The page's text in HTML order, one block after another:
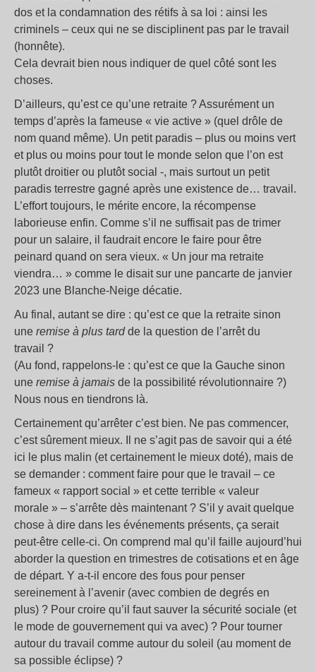
dos et la condamnation des rétifs à sa loi : ainsi les
criminels – ceux qui ne se disciplinent pas par le travail
(honnête).
Cela devrait bien nous indiquer de quel côté sont les
choses.
D’ailleurs, qu’est ce qu’une retraite ? Assurément un
temps d’après la fameuse « vie active » (quel drôle de
nom quand même). Un petit paradis – plus ou moins vert
et plus ou moins pour tout le monde selon que l’on est
plutôt droitier ou plutôt social -, mais surtout un petit
paradis terrestre gagné après une existence de… travail.
L’effort toujours, le mérite encore, la récompense
laborieuse enfin. Comme s’il ne suffisait pas de trimer
pour un salaire, il faudrait encore le faire pour être
peinard quand on sera vieux. « Un jour ma retraite
viendra… » comme le disait sur une pancarte de janvier
2023 une Blanche-Neige décatie.
Au final, autant se dire : qu’est ce que la retraite sinon
une remise à plus tardde la question de l’arrêt du
travail ?
(Au fond, rappelons-le : qu’est ce que la Gauche sinon
une remise à jamais de la possibilité révolutionnaire ?)
Nous nous en tiendrons là.
Certainement qu’arrêter c’est bien. Ne pas commencer,
c’est sûrement mieux. Il ne s’agit pas de savoir qui a été
ici le plus malin (et certainement le mieux doté), mais de
se demander : comment faire pour que le travail – ce
fameux « rapport social » et cette terrible « valeur
morale » – s’arrête dès maintenant ? S’il y avait quelque
chose à dire dans les événements présents, ça serait
peut-être celle-ci. On comprend mal qu’il faille aujourd’hui
aborder la question en trimestres de cotisations et en âge
de départ. Y a-t-il encore des fous pour penser
sereinement à l’avenir (avec combien de degrés en
plus) ? Pour croire qu’il faut sauver la sécurité sociale (et
le mode de gouvernement qui va avec) ? Pour tourner
autour du travail comme autour du soleil (au moment de
sa possible éclipse) ?